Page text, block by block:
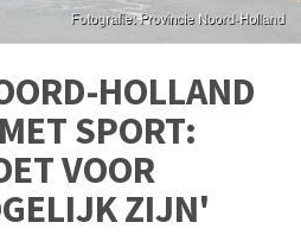
HOLLAND
SPORT:
VOOR
ZIJN'